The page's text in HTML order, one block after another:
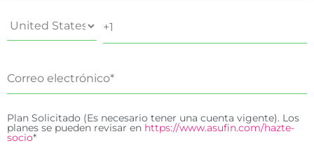
Plan Solicitado (Es necesario tener una cuenta vigente). Los
planes se pueden revisar en https://www.asufin.com/hazte-
socio*